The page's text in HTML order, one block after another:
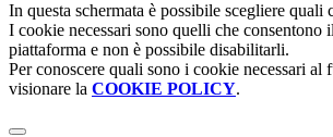
In questa schermata è possibile scegliere quali
I cookie necessari sono quelli che consentono
piattaforma e non è possibile disabilitarli.
Per conoscere quali sono i cookie necessari al
visionare la COOKIE POLICY.